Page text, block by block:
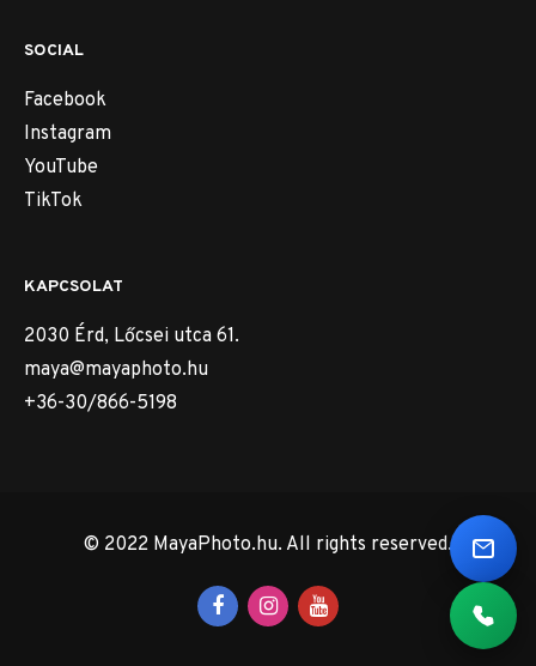
SOCIAL
Facebook
Instagram
YouTube
TikTok
KAPCSOLAT
2030 Érd, Lőcsei utca 61.
maya@mayaphoto.hu
+36-30/866-5198
© 2022 MayaPhoto.hu. All rights reserved.
Email